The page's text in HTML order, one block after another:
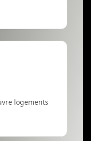
logements